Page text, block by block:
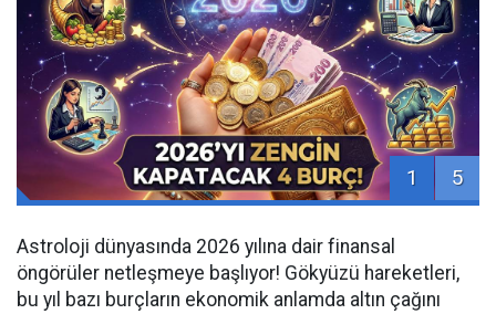
1 5
Astroloji dünyasında 2026 yılına dair finansal
öngörüler netleşmeye başlıyor! Gökyüzü hareketleri,
bu yıl bazı burçların ekonomik anlamda altın çağını